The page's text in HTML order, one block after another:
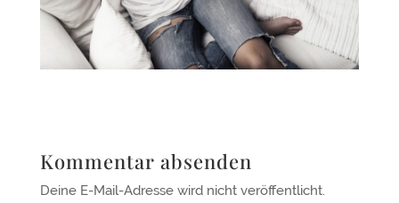
Kommentar absenden
Deine E-Mail-Adresse wird nicht veröffentlicht.